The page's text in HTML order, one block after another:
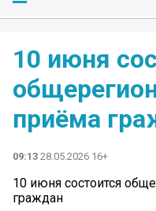
10 июня
приёма
09:13 28.05.2026 16+
10 июня состоится
граждан